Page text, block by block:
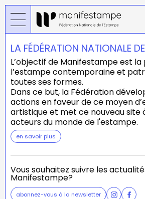
Aller
au
contenu
principal
LA FÉDÉRATION NATIONALE
L’objectif de Manifestampe est
l’estampe contemporaine et
toutes ses formes.
Dans ce but, la Fédération
actions en faveur de ce moyen
artistique et met ce nouveau site
acteurs du monde de l'estampe.
en savoir plus
Vous souhaitez suivre les
Manifestampe?
abonnez-vous à la newsletter